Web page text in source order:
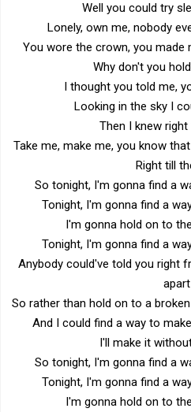
Well you could try
Lonely, own me, nobody
You wore the crown, you made
Why don't you
I thought you told me,
Looking in the sky I
Then I knew
Take me, make me, you know
Right till
So tonight, I'm gonna find a
Tonight, I'm gonna find a
I'm gonna hold on to
Tonight, I'm gonna find a
Anybody could've told you right
apart
So rather than hold on to a
And I could find a way to
I'll make it
So tonight, I'm gonna find a
Tonight, I'm gonna find a
I'm gonna hold on to